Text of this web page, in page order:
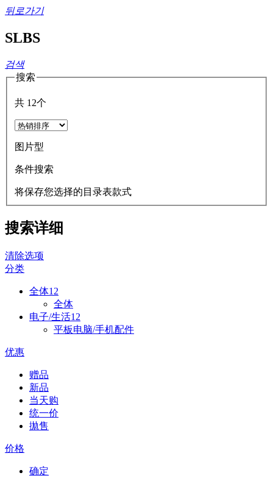
뒤로가기
SLBS
검색
搜索
共 12个
图片型
条件搜索
将保存您选择的目录表款式
搜索详细
清除选项
分类
全体12
全体
电子/生活12
平板电脑/手机配件
优惠
赠品
新品
当天购
统一价
拋售
价格
确定